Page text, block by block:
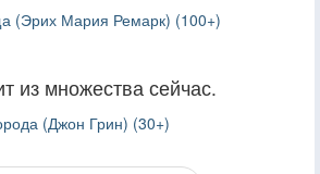
(Эрих Мария Ремарк) (100+)
из множества сейчас.
(Джон Грин) (30+)